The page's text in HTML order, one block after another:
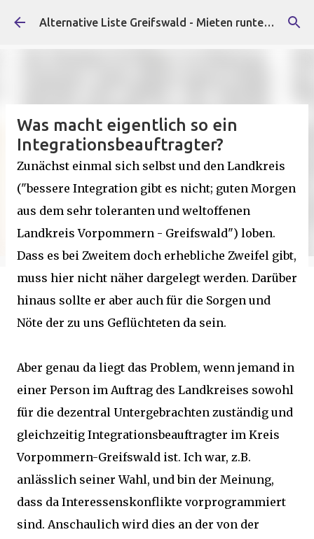
Direkt zum Hauptbereich Alternative Liste Greifswald - Mieten runter, Faschist*innen raus!
Was macht eigentlich so ein
Integrationsbeauftragter?
Zunächst einmal sich selbst und den Landkreis
("bessere Integration gibt es nicht; guten Morgen
aus dem sehr toleranten und weltoffenen
Landkreis Vorpommern - Greifswald") loben.
Dass es bei Zweitem doch erhebliche Zweifel gibt,
muss hier nicht näher dargelegt werden. Darüber
hinaus sollte er aber auch für die Sorgen und
Nöte der zu uns Geflüchteten da sein.
Aber genau da liegt das Problem, wenn jemand in
einer Person im Auftrag des Landkreises sowohl
für die dezentral Untergebrachten zuständig und
gleichzeitig Integrationsbeauftragter im Kreis
Vorpommern-Greifswald ist. Ich war, z.B.
anlässlich seiner Wahl, und bin der Meinung,
dass da Interessenskonflikte vorprogrammiert
sind. Anschaulich wird dies an der von der